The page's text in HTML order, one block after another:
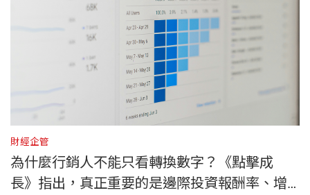
財經企管
為什麼行銷人不能只看轉換數字？《點擊成
長》指出，真正重要的是邊際投資報酬率、增